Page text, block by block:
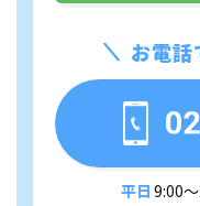
お電
平日 9:00